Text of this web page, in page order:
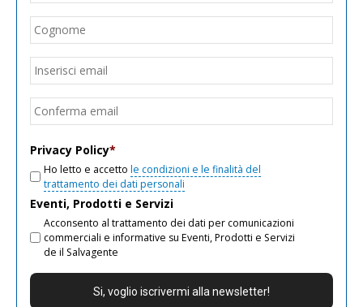
Email
Privacy Policy*
Ho letto e accetto le condizioni e le finalità del
trattamento dei dati personali
Eventi, Prodotti e Servizi
Acconsento al trattamento dei dati per comunicazioni
commerciali e informative su Eventi, Prodotti e Servizi
de il Salvagente